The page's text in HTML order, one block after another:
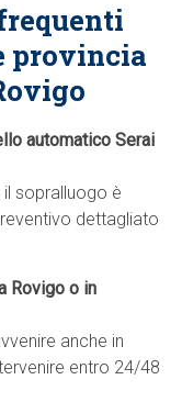
provincia
automatico Serai
il sopralluogo è
dettagliato
Rovigo o in
anche in
entro 24/48